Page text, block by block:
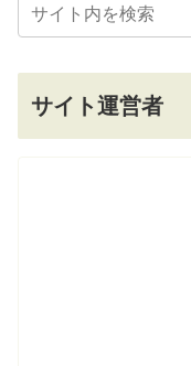
サイト運営者